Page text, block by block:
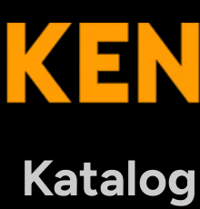
Katalog